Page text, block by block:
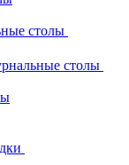
столы
столы